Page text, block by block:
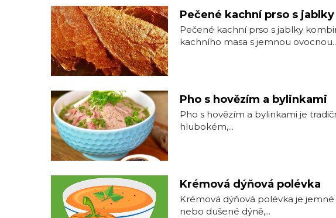
Pečené kachní prso s jablky
Pečené kachní prso s ⁣jablky
⁤kachního⁣ masa s jemnou
Pho s hovězím a bylinkami
Pho⁢ s hovězím a bylinkami je
⁤hlubokém,⁢...
Krémová dýňová polévka
Krémová dýňová polévka je
nebo dušené dýně,...